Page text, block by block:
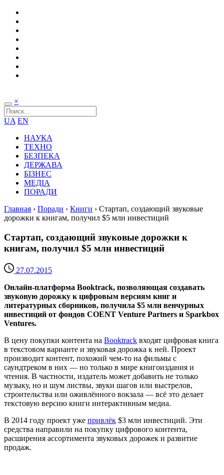
×
UA EN
НАУКА
ТЕХНО
БЕЗПЕКА
ДЕРЖАВА
БІЗНЕС
МЕДІА
ПОРАДИ
Главная › Поради › Книги › Стартап, создающий звуковые
дорожки к книгам, получил $5 млн инвестиций
Стартап, создающий звуковые дорожки к
книгам, получил $5 млн инвестиций
27.07.2015
Онлайн-платформа Booktrack, позволяющая создавать
звуковую дорожку к цифровым версиям книг и
литературных сборников, получила $5 млн венчурных
инвестиций от фондов COENT Venture Partners и Sparkbox
Ventures.
В цену покупки контента на Booktrack входят цифровая книга
в текстовом варианте и звуковая дорожка к ней. Проект
производит контент, похожий чем-то на фильмы с
саундтреком в них — но только в мире книгоиздания и
чтения. В частности, издатель может добавить не только
музыку, но и шум листвы, звуки шагов или выстрелов,
строительства или оживлённого вокзала — всё это делает
текстовую версию книги интерактивным медиа.
В 2014 году проект уже привлёк $3 млн инвестиций. Эти
средства направили на покупку цифрового контента,
расширения ассортимента звуковых дорожек и развитие
продаж.